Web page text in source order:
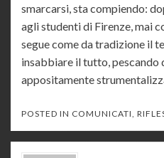
smarcarsi, sta compiendo:
agli studenti di Firenze, mai
segue come da tradizione il
insabbiare il tutto,
appositamente
POSTED IN COMUNICATI,